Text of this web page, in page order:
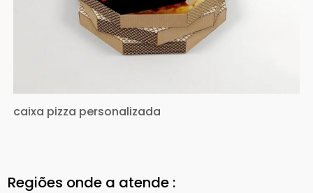
caixa pizza personalizada
Regiões onde a atende :